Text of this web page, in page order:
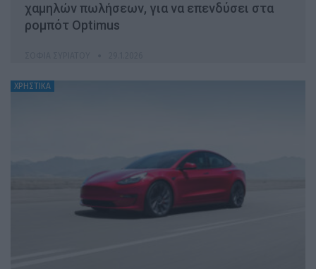
χαμηλών πωλήσεων, για να επενδύσει στα
ρομπότ Optimus
ΧΡΗΣΤΙΚΑ